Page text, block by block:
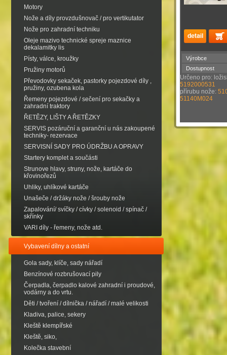
Motory
Nože a díly provzdušnovač / pro vertikutator
Nože pro zahradní techniku
Oleje mazivo technické spreje maznice
dekalamitky lis
Písty, válce, kroužky
Pružiny motorů
Převodovky sekaček, pastorky pojezdové díly ,
pružiny, ozubena kola
Řemeny pojezdové / sečení pro sekačky a
zahradní traktory
ŘETĚZY, LIŠTY A ŘETĚZKY
SERVIS pozáruční a garanční u nás zakoupené
techniky- rezervace
SERVISNÍ SADY PRO ÚDRŽBU A OPRAVY
Startery komplet a součásti
Strunove hlavy, struny, nože, kartáče do
křovinořezů
Uhliky, uhlíkové kartáče
Unašeče / držáky nože / šrouby nože
Zapalování/ svíčky / cívky / solenoid / spínač /
skřínky
VARI díly - řemeny, nože atd.
Vybavení dílny a ostatní
Gola sady, klíče, sady nářadí
Benzínové rozbrušovací pily
Čerpadla, čerpadlo kalové zahradní i proudové,
vodárny a do vrtu.
Děti / tvoření / dílnička / nářadí / malé velikosti
Kladiva, palice, sekery
Kleště klempířské
Kleště, siko,
Kolečka stavební
Výrobce
Dostupnost
Určeno pro:
5192000531
přírubu nože:
51140M024